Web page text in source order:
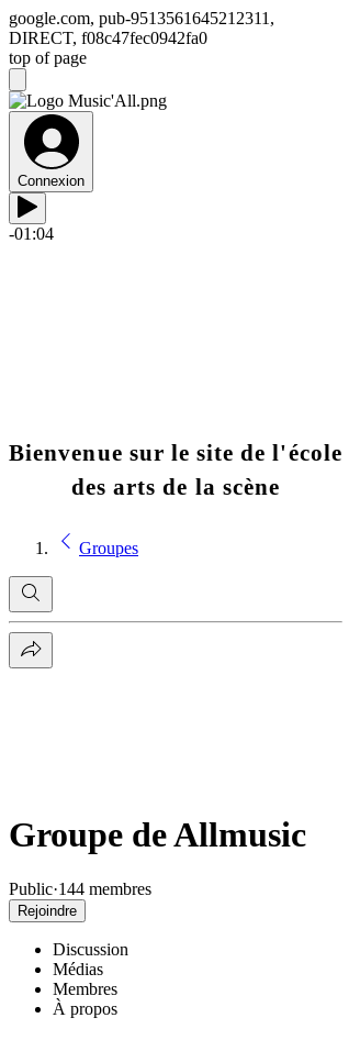
google.com, pub-9513561645212311,
DIRECT, f08c47fec0942fa0
top of page
Connexion
-01:04
Bienvenue sur le site de l'école
des arts de la scène
Groupes
Groupe de Allmusic
Public·144 membres
Rejoindre
Discussion
Médias
Membres
À propos